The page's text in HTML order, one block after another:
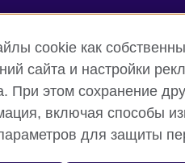
Privacy and terms of use
cookie как
сайта и настройки
При этом сохранение
включая способы
для защиты